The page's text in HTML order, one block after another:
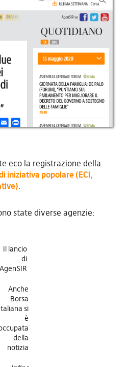
eco la registrazione della
iniziativa popolare (ECI,
.
state diverse agenzie:
Il lancio
di
AgenSIR
Anche
Borsa
si
è
della
notizia